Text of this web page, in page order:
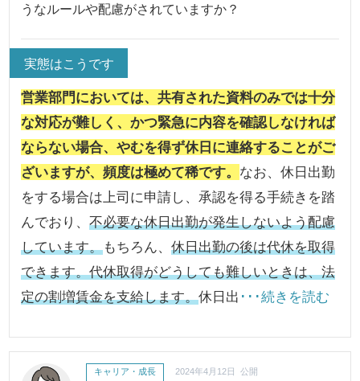
うなルールや配慮がされていますか？
実態はこうです
営業部門においては、共有された資料のみでは十分
な対応が難しく、かつ緊急に内容を確認しなければ
ならない場合、やむを得ず休日に連絡することがご
ざいますが、頻度は極めて稀です。 なお、休日出勤
をする場合は上司に申請し、承認を得る手続きを踏
んでおり、不必要な休日出勤が発生しないよう配慮
しています。もちろん、休日出勤の後は代休を取得
できます。代休取得がどうしても難しいときは、法
定の割増賃金を支給します。休日出 ･･･続きを読む
キャリア・成長 2024年4月12日 公開